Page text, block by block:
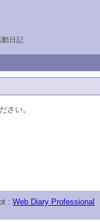
日記
さい。
: Web Diary Professional